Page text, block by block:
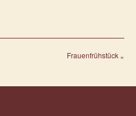
Frauenfrühstück